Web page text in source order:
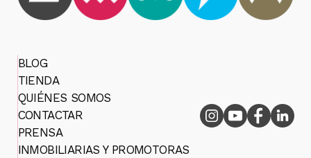
BLOG
TIENDA
QUIÉNES SOMOS
CONTACTAR
PRENSA
INMOBILIARIAS Y PROMOTORAS